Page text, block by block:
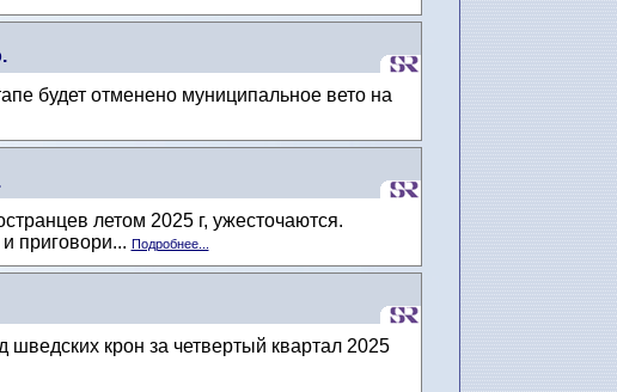
будет отменено муниципальное вето на
летом 2025 г, ужесточаются.
приговори... Подробнее...
крон за четвертый квартал 2025